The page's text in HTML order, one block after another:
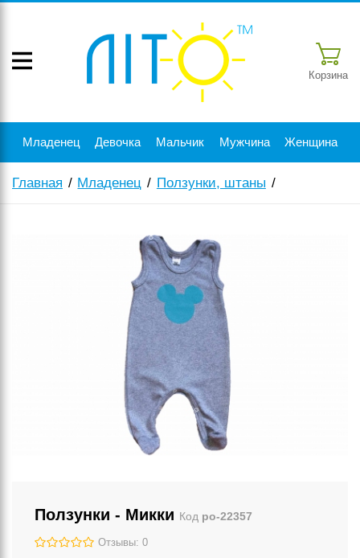
Корзина
Младенец Девочка Мальчик Мужчина Женщина
Главная Младенец Ползунки, штаны
Ползунки - Микки Код po-22357
Отзывы: 0